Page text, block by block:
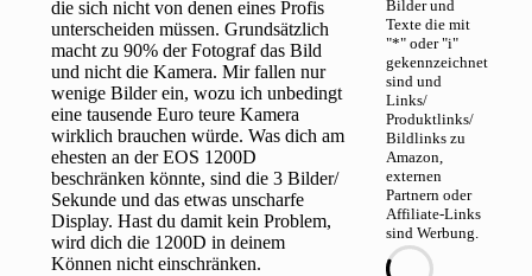
die sich nicht von denen eines Profis
unterscheiden müssen. Grundsätzlich
macht zu 90% der Fotograf das Bild
und nicht die Kamera. Mir fallen nur
wenige Bilder ein, wozu ich unbedingt
eine tausende Euro teure Kamera
wirklich brauchen würde. Was dich am
ehesten an der EOS 1200D
beschränken könnte, sind die 3 Bilder/
Sekunde und das etwas unscharfe
Display. Hast du damit kein Problem,
wird dich die 1200D in deinem
Können nicht einschränken.
Bilder und
Texte die mit
"*" oder "i"
gekennzeichnet
sind und
Links/
Produktlinks/
Bildlinks zu
Amazon,
externen
Partnern oder
Affiliate-Links
sind Werbung.